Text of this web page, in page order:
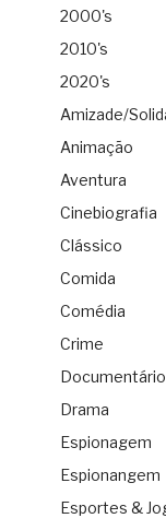
2000's
2010's
2020's
Amizade/
Animação
Aventura
Cinebiografia
Clássico
Comida
Comédia
Crime
Documentário
Drama
Espionagem
Espionangem
Esportes &